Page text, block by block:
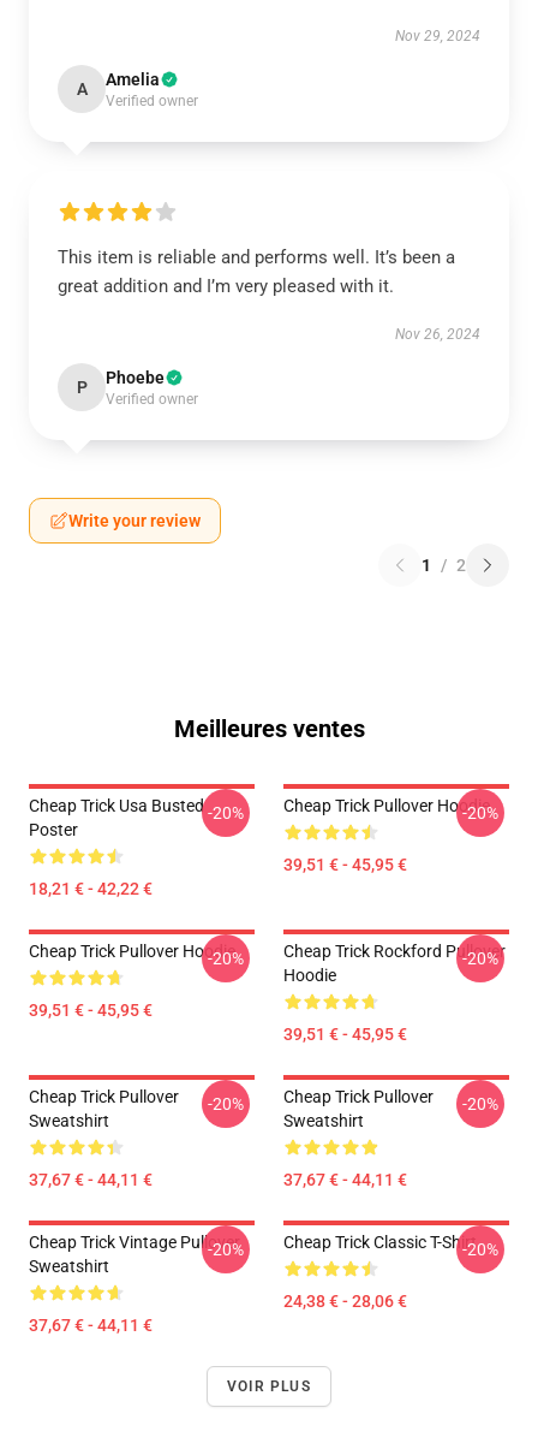
Nov 29, 2024
A Amelia
Verified owner
This item is reliable and performs well. It’s been a
great addition and I’m very pleased with it.
Nov 26, 2024
P Phoebe
Verified owner
Write your review
1 / 2
Meilleures ventes
Cheap Trick Usa Busted
Poster
18,21 € - 42,22 €
-20% Cheap Trick Pullover Hoodie
39,51 € - 45,95 €
-20%
Cheap Trick Pullover Hoodie
39,51 € - 45,95 €
-20%
Cheap Trick Rockford Pullover
Hoodie
39,51 € - 45,95 €
-20%
Cheap Trick Pullover
Sweatshirt
37,67 € - 44,11 €
-20%
Cheap Trick Pullover
Sweatshirt
37,67 € - 44,11 €
-20%
Cheap Trick Vintage Pullover
Sweatshirt
37,67 € - 44,11 €
-20% Cheap Trick Classic T-Shirt
24,38 € - 28,06 €
-20%
VOIR PLUS